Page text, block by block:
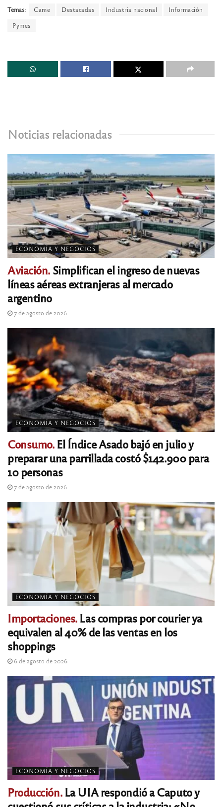
Temas: Came Destacadas Industria nacional
Información
Pymes
Noticias relacionadas
ECONOMÍA Y NEGOCIOS
Aviación. Simplifican el ingreso de nuevas
líneas aéreas extranjeras al mercado
argentino
7 de agosto de 2026
ECONOMÍA Y NEGOCIOS
Consumo.El Índice Asado bajó en julio y
preparar una parrillada costó $142.900 para
10 personas
7 de agosto de 2026
ECONOMÍA Y NEGOCIOS
Importaciones.Las compras por courier ya
equivalen al 40% de las ventas en los
shoppings
6 de agosto de 2026
ECONOMÍA Y NEGOCIOS
Producción.La UIA respondió a Caputo y